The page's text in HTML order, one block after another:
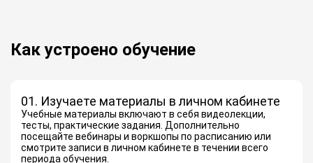
Как устроено обучение
01. Изучаете материалы в личном кабинете
Учебные материалы включают в себя видеолекции,
тесты, практические задания. Дополнительно
посещайте вебинары и воркшопы по расписанию или
смотрите записи в личном кабинете в течении всего
периода обучения.